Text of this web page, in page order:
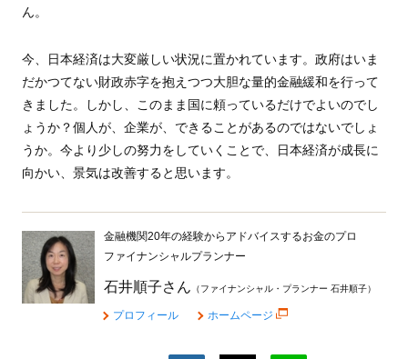
ん。
今、日本経済は大変厳しい状況に置かれています。政府はいま
だかつてない財政赤字を抱えつつ大胆な量的金融緩和を行って
きました。しかし、このまま国に頼っているだけでよいのでし
ょうか？個人が、企業が、できることがあるのではないでしょ
うか。今より少しの努力をしていくことで、日本経済が成長に
向かい、景気は改善すると思います。
金融機関20年の経験からアドバイスするお金のプロ
ファイナンシャルプランナー
石井順子さん （ファイナンシャル・プランナー 石井順子）
プロフィール ホームページ